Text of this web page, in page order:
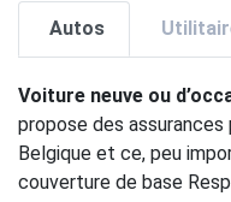
Autos
Voiture neuve ou
propose des
Belgique et ce, peu
couverture de base